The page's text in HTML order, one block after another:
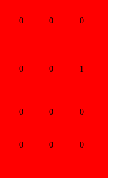
0 0 0
0 0 1
0 0 0
0 0 0